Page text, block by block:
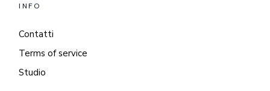
INFO
Contatti
Terms of service
Studio